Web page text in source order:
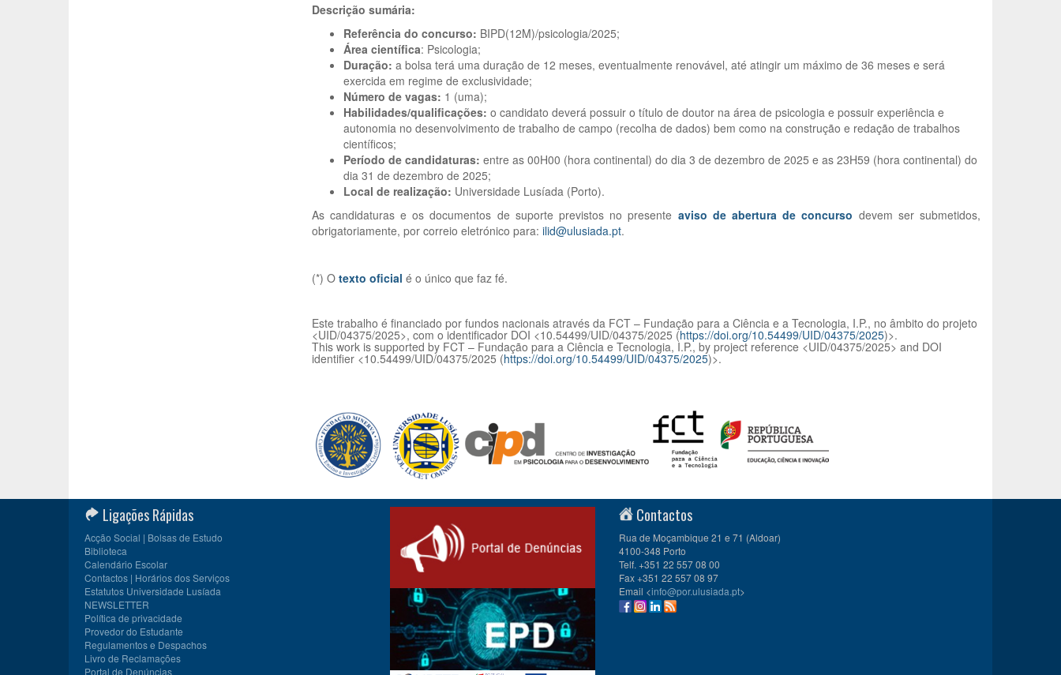
Descrição sumária:
Referência do concurso: BIPD(12M)/psicologia/2025;
Área científica: Psicologia;
Duração: a bolsa terá uma duração de 12 meses, eventualmente renovável, até atingir um máximo de 36 meses e será
exercida em regime de exclusividade;
Número de vagas: 1 (uma);
Habilidades/qualificações: o candidato deverá possuir o título de doutor na área de psicologia e possuir experiência e
autonomia no desenvolvimento de trabalho de campo (recolha de dados) bem como na construção e redação de trabalhos
científicos;
Período de candidaturas: entre as 00H00 (hora continental) do dia 3 de dezembro de 2025 e as 23H59 (hora continental) do
dia 31 de dezembro de 2025;
Local de realização: Universidade Lusíada (Porto).
As candidaturas e os documentos de suporte previstos no presente aviso de abertura de concurso devem ser submetidos,
obrigatoriamente, por correio eletrónico para: ilid@ulusiada.pt.
(*) O texto oficial é o único que faz fé.
Este trabalho é financiado por fundos nacionais através da FCT – Fundação para a Ciência e a Tecnologia, I.P., no âmbito do projeto
<UID/04375/2025>, com o identificador DOI <10.54499/UID/04375/2025 (https://doi.org/10.54499/UID/04375/2025)>.
This work is supported by FCT – Fundação para a Ciência e Tecnologia, I.P., by project reference <UID/04375/2025> and DOI
identifier <10.54499/UID/04375/2025 (https://doi.org/10.54499/UID/04375/2025)>.
Ligações Rápidas
Acção Social | Bolsas de Estudo
Biblioteca
Calendário Escolar
Contactos | Horários dos Serviços
Estatutos Universidade Lusíada
NEWSLETTER
Política de privacidade
Provedor do Estudante
Regulamentos e Despachos
Livro de Reclamações
Portal de Denúncias
Contactos
Rua de Moçambique 21 e 71 (Aldoar)
4100-348 Porto
Telf. +351 22 557 08 00
Fax +351 22 557 08 97
Email <info@por.ulusiada.pt>